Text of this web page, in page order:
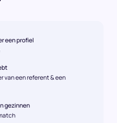
een profiel
van een referent & een
gezinnen